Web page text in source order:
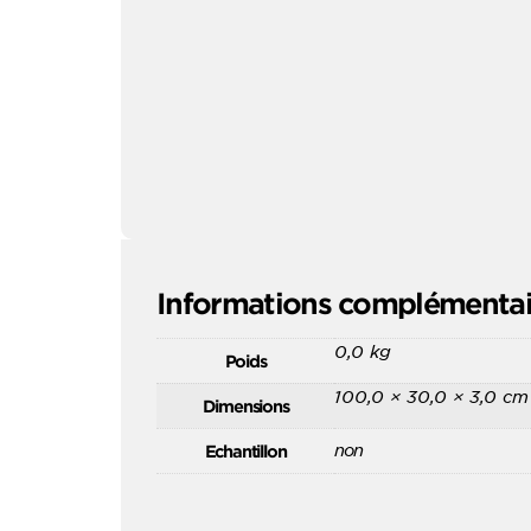
Informations
Poids 0,0 kg
Dimensions 100,0 × 30,0 × 3,0 cm
Echantillon non